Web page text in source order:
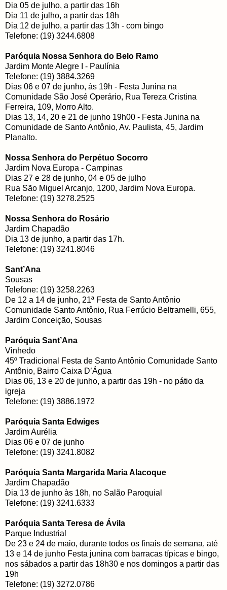
Dia 05 de julho, a partir das 16h
Dia 11 de julho, a partir das 18h
Dia 12 de julho, a partir das 13h - com bingo
Telefone: (19) 3244.6808
Paróquia Nossa Senhora do Belo Ramo
Jardim Monte Alegre I - Paulínia
Telefone: (19) 3884.3269
Dias 06 e 07 de junho, às 19h - Festa Junina na
Comunidade São José Operário, Rua Tereza Cristina
Ferreira, 109, Morro Alto.
Dias 13, 14, 20 e 21 de junho 19h00 - Festa Junina na
Comunidade de Santo Antônio, Av. Paulista, 45, Jardim
Planalto.
Nossa Senhora do Perpétuo Socorro
Jardim Nova Europa - Campinas
Dias 27 e 28 de junho, 04 e 05 de julho
Rua São Miguel Arcanjo, 1200, Jardim Nova Europa.
Telefone: (19) 3278.2525
Nossa Senhora do Rosário
Jardim Chapadão
Dia 13 de junho, a partir das 17h.
Telefone: (19) 3241.8046
Sant’Ana
Sousas
Telefone: (19) 3258.2263
De 12 a 14 de junho, 21ª Festa de Santo Antônio
Comunidade Santo Antônio, Rua Ferrúcio Beltramelli, 655,
Jardim Conceição, Sousas
Paróquia Sant’Ana
Vinhedo
45º Tradicional Festa de Santo Antônio Comunidade Santo
Antônio, Bairro Caixa D’Água
Dias 06, 13 e 20 de junho, a partir das 19h - no pátio da
igreja
Telefone: (19) 3886.1972
Paróquia Santa Edwiges
Jardim Aurélia
Dias 06 e 07 de junho
Telefone: (19) 3241.8082
Paróquia Santa Margarida Maria Alacoque
Jardim Chapadão
Dia 13 de junho às 18h, no Salão Paroquial
Telefone: (19) 3241.6333
Paróquia Santa Teresa de Ávila
Parque Industrial
De 23 e 24 de maio, durante todos os finais de semana, até
13 e 14 de junho Festa junina com barracas típicas e bingo,
nos sábados a partir das 18h30 e nos domingos a partir das
19h
Telefone: (19) 3272.0786